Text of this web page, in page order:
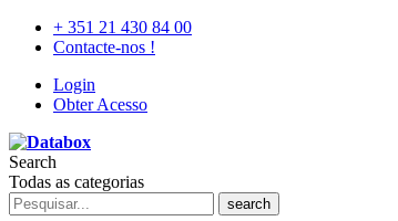
+ 351 21 430 84 00
Contacte-nos !
Login
Obter Acesso
Search
Todas as categorias
search